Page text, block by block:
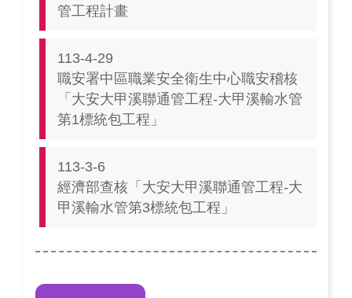
管工程計畫
113-4-29
職安署中區職業安全衛生中心職安稽核
「大安大甲溪聯通管工程-大甲溪輸水管
第1標統包工程」
113-3-6
經濟部查核「大安大甲溪聯通管工程-大
甲溪輸水管第3標統包工程」